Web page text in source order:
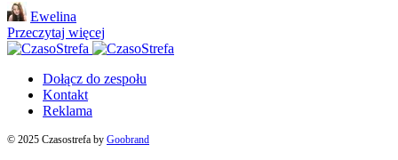
Posted
by
Ewelina
Przeczytaj więcej
Dołącz do zespołu
Kontakt
Reklama
© 2025 Czasostrefa by Goobrand